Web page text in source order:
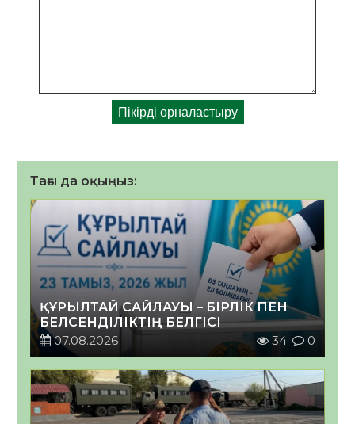
Тағы да оқыңыз:
ҚҰРЫЛТАЙ САЙЛАУЫ – БІРЛІК ПЕН
БЕЛСЕНДІЛІКТІҢ БЕЛГІСІ
07.08.2026
34 0